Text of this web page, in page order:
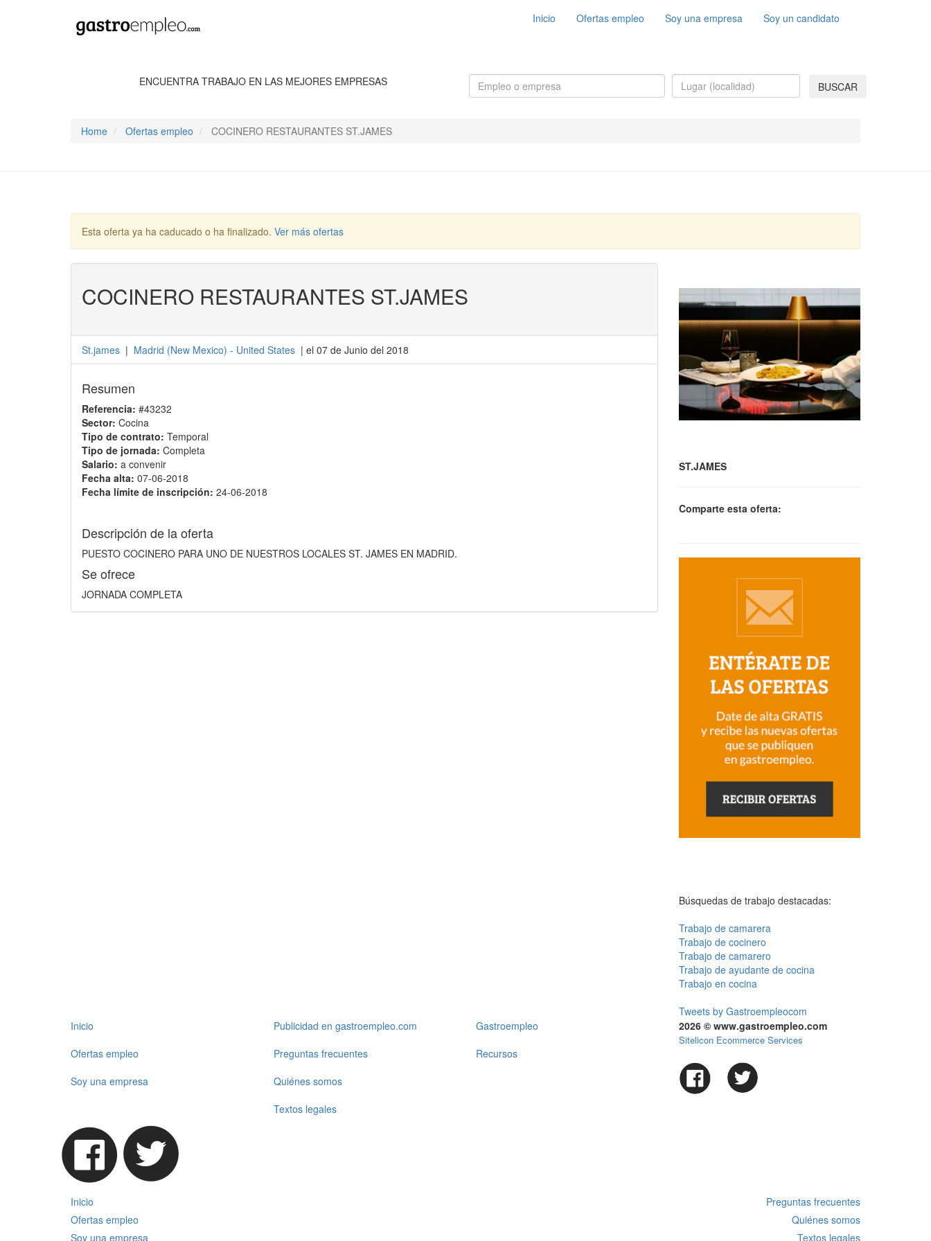
Inicio Ofertas empleo Soy una empresa Soy un candidato
ENCUENTRA TRABAJO EN LAS MEJORES EMPRESAS BUSCAR
Home Ofertas empleo COCINERO RESTAURANTES ST.JAMES
Esta oferta ya ha caducado o ha finalizado. Ver más ofertas
COCINERO RESTAURANTES ST.JAMES
St.james | Madrid (New Mexico) - United States | el 07 de Junio del 2018
Resumen
Referencia: #43232
Sector: Cocina
Tipo de contrato: Temporal
Tipo de jornada: Completa
Salario: a convenir
Fecha alta: 07-06-2018
Fecha límite de inscripción: 24-06-2018
Descripción de la oferta
PUESTO COCINERO PARA UNO DE NUESTROS LOCALES ST. JAMES EN MADRID.
Se ofrece
JORNADA COMPLETA
ST.JAMES
Comparte esta oferta:
Búsquedas de trabajo destacadas:
Trabajo de camarera
Trabajo de cocinero
Trabajo de camarero
Trabajo de ayudante de cocina
Trabajo en cocina
Tweets by Gastroempleocom
Inicio
Ofertas empleo
Soy una empresa
Publicidad en gastroempleo.com
Preguntas frecuentes
Quiénes somos
Textos legales
Gastroempleo
Recursos
2026 © www.gastroempleo.com
Sitelicon Ecommerce Services
Inicio
Preguntas frecuentes
Ofertas empleo
Quiénes somos
Soy una empresa
Textos legales